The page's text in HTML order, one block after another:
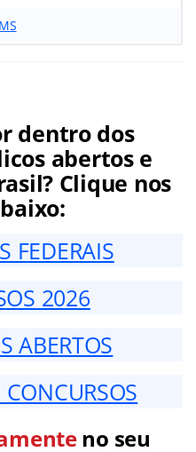
dentro dos
abertos e
Clique nos
FEDERAIS
2026
ABERTOS
no seu